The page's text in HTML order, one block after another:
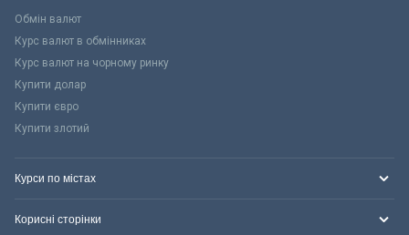
Обмін валют
Курс валют в обмінниках
Курс валют на чорному ринку
Купити долар
Купити євро
Купити злотий
Курси по містах
Корисні сторінки